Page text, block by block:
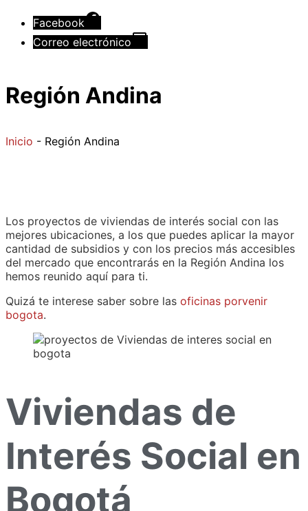
Facebook
Correo electrónico
Región Andina
Inicio - Región Andina
Los proyectos de viviendas de interés social con las
mejores ubicaciones, a los que puedes aplicar la mayor
cantidad de subsidios y con los precios más accesibles
del mercado que encontrarás en la Región Andina los
hemos reunido aquí para ti.
Quizá te interese saber sobre las oficinas porvenir
bogota.
Viviendas de
Interés Social en
Bogotá